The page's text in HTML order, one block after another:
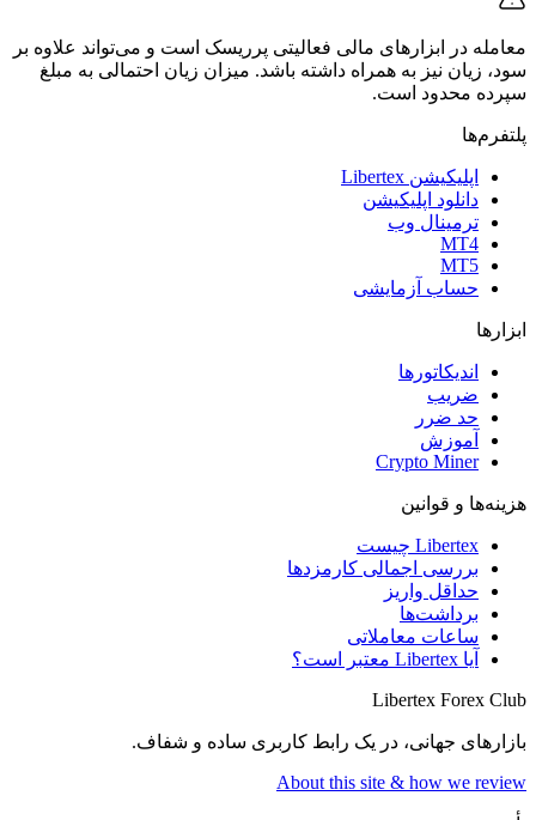
معامله در ابزارهای مالی فعالیتی پرریسک است و می‌تواند علاوه بر
سود، زیان نیز به همراه داشته باشد. میزان زیان احتمالی به مبلغ
سپرده محدود است.
پلتفرم‌ها
اپلیکیشن Libertex
دانلود اپلیکیشن
ترمینال وب
MT4
MT5
حساب آزمایشی
ابزارها
اندیکاتورها
ضریب
حد ضرر
آموزش
Crypto Miner
هزینه‌ها و قوانین
Libertex چیست
بررسی اجمالی کارمزدها
حداقل واریز
برداشت‌ها
ساعات معاملاتی
آیا Libertex معتبر است؟
Libertex Forex Club
بازارهای جهانی، در یک رابط کاربری ساده و شفاف.
About this site & how we review